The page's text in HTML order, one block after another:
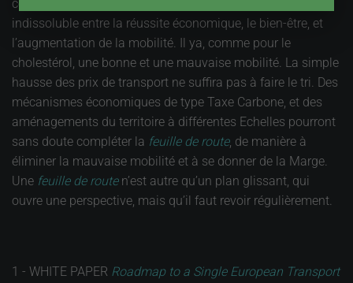
cette
indissoluble entre la réussite économique, le bien-être, et
l’augmentation de la mobilité. Il ya, comme pour le
cholestérol, une bonne et une mauvaise mobilité. La simple
hausse des prix de transport ne suffira pas à faire le tri. Des
mécanismes économiques de type Taxe Carbone, et des
aménagements du territoire à différentes Echelles pourront
sans doute compléter la feuille de route, de manière à
éliminer la mauvaise mobilité et à se donner de la Marge.
Une feuille de routen’est autre qu’un plan glissant, qui
ouvre une perspective, mais qu’il faut revoir régulièrement.
1 - WHITE PAPER Roadmap to a Single European Transport